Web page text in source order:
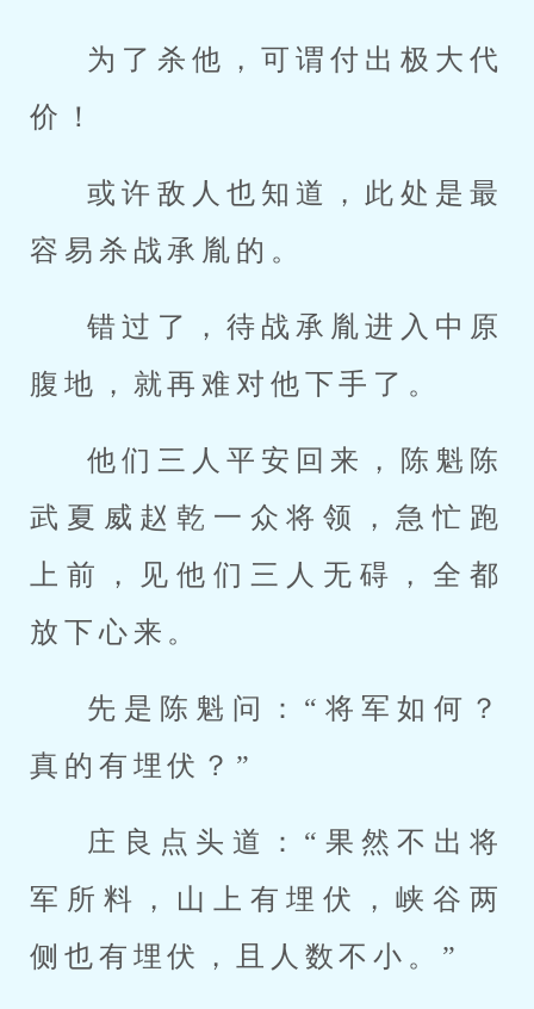
为了杀他，可谓付出极大代
价！
或许敌人也知道，此处是最
容易杀战承胤的。
错过了，待战承胤进入中原
腹地，就再难对他下手了。
他们三人平安回来，陈魁陈
武夏威赵乾一众将领，急忙跑
上前，见他们三人无碍，全都
放下心来。
先是陈魁问：“将军如何？
真的有埋伏？”
庄良点头道：“果然不出将
军所料，山上有埋伏，峡谷两
侧也有埋伏，且人数不小。”